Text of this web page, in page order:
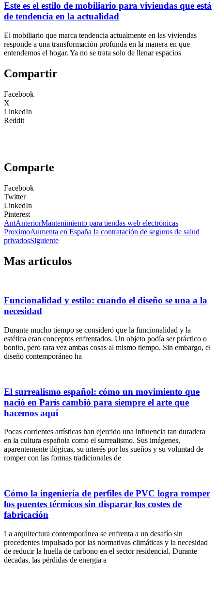
Este es el estilo de mobiliario para viviendas que está
de tendencia en la actualidad
El mobiliario que marca tendencia actualmente en las viviendas
responde a una transformación profunda en la manera en que
entendemos el hogar. Ya no se trata solo de llenar espacios
Compartir
Facebook
X
LinkedIn
Reddit
Comparte
Facebook
Twitter
LinkedIn
Pinterest
AntAnteriorMantenimiento para tiendas web electrónicas
ProximoAumenta en España la contratación de seguros de salud
privadosSiguiente
Mas articulos
Funcionalidad y estilo: cuando el diseño se una a la
necesidad
Durante mucho tiempo se consideró que la funcionalidad y la
estética eran conceptos enfrentados. Un objeto podía ser práctico o
bonito, pero rara vez ambas cosas al mismo tiempo. Sin embargo, el
diseño contemporáneo ha
El surrealismo español: cómo un movimiento que
nació en París cambió para siempre el arte que
hacemos aquí
Pocas corrientes artísticas han ejercido una influencia tan duradera
en la cultura española como el surrealismo. Sus imágenes,
aparentemente ilógicas, su interés por los sueños y su voluntad de
romper con las formas tradicionales de
Cómo la ingeniería de perfiles de PVC logra romper
los puentes térmicos sin disparar los costes de
fabricación
La arquitectura contemporánea se enfrenta a un desafío sin
precedentes impulsado por las normativas climáticas y la necesidad
de reducir la huella de carbono en el sector residencial. Durante
décadas, las pérdidas de energía a